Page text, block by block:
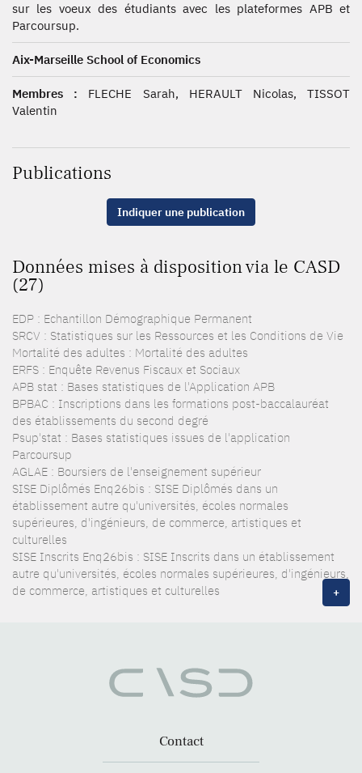
sur les voeux des étudiants avec les plateformes APB et
Parcoursup.
Aix-Marseille School of Economics
Membres : FLECHE Sarah, HERAULT Nicolas, TISSOT
Valentin
Publications
Indiquer une publication
Données mises à disposition via le CASD
(27)
EDP : Echantillon Démographique Permanent
SRCV : Statistiques sur les Ressources et les Conditions de Vie
Mortalité des adultes : Mortalité des adultes
ERFS : Enquête Revenus Fiscaux et Sociaux
APB stat : Bases statistiques de l'Application APB
BPBAC : Inscriptions dans les formations post-baccalauréat
des établissements du second degré
Psup'stat : Bases statistiques issues de l'application
Parcoursup
AGLAE : Boursiers de l'enseignement supérieur
SISE Diplômés Enq26bis : SISE Diplômés dans un
établissement autre qu'universités, écoles normales
supérieures, d'ingénieurs, de commerce, artistiques et
culturelles
SISE Inscrits Enq26bis : SISE Inscrits dans un établissement
autre qu'universités, écoles normales supérieures, d'ingénieurs,
de commerce, artistiques et culturelles
+
Contact